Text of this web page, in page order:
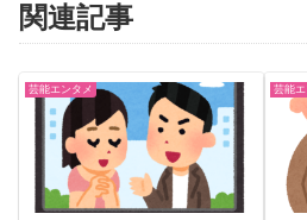
関連記事
芸能エンタメ 芸能エ